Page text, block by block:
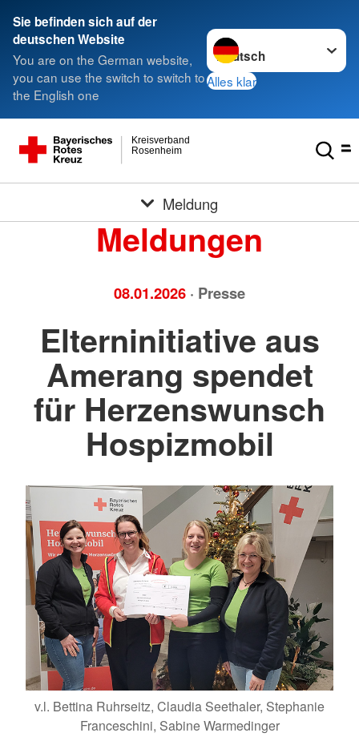
Sie befinden sich auf der
deutschen Website
You are on the German website,
you can use the switch to switch to
the English one
Sprache wechseln zu
Alles klar
Rosenheim
Kreisverband
Meldung
Meldungen
08.01.2026 · Presse
Elterninitiative aus
Amerang spendet
für Herzenswunsch
Hospizmobil
v.l. Bettina Ruhrseitz, Claudia Seethaler, Stephanie
Franceschini, Sabine Warmedinger